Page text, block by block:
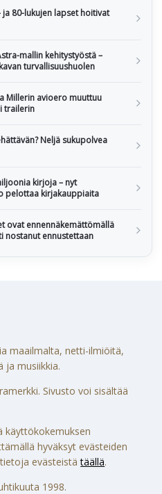
ja 80-lukujen lapset hoitivat
mallin kehitystyöstä –
turvallisuushuolen
Millerin avioero muuttuu
trailerin
Neljä sukupolvea
kirjoja – nyt
pelottaa kirjakauppiaita
ovat ennennäkemättömällä
nostanut ennustettaan
maailmalta, netti-ilmiöitä,
ja musiikkia.
Sivusto voi sisältää
käyttökokemuksen
hyväksyt evästeiden
evästeistätäällä.
1998.